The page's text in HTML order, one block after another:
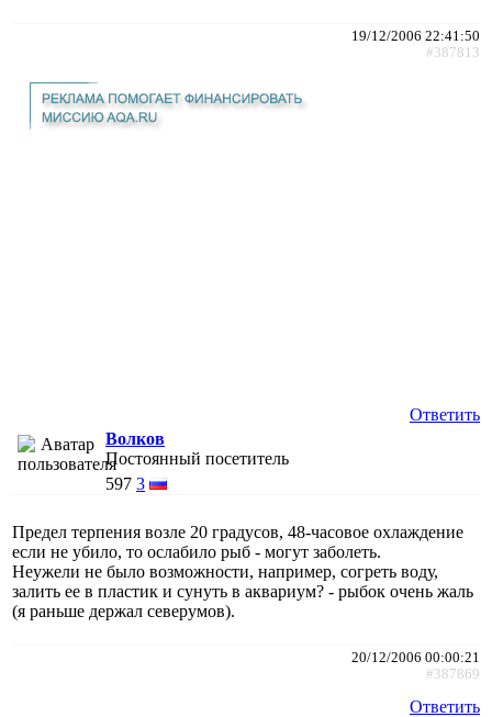
19/12/2006 22:41:50
#387813
Ответить
Волков
Постоянный посетитель
597 3
Предел терпения возле 20 градусов, 48-часовое охлаждение
если не убило, то ослабило рыб - могут заболеть.
Неужели не было возможности, например, согреть воду,
залить ее в пластик и сунуть в аквариум? - рыбок очень жаль
(я раньше держал северумов).
20/12/2006 00:00:21
#387869
Ответить